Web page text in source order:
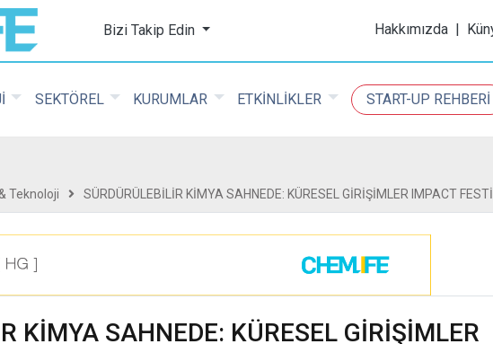
ve Dijital Kimya Dergisi
Bizi Takip Edin Hakkımızda |
SEKTÖREL KURUMLAR ETKİNLİKLER START-UP REHBERİ
Teknoloji SÜRDÜRÜLEBİLİR KİMYA SAHNEDE: KÜRESEL GİRİŞİMLER IMPACT
KİMYA SAHNEDE: KÜRESEL GİRİŞİMLER